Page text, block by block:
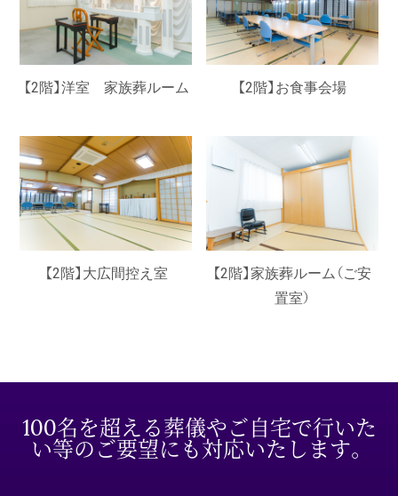
【2階】洋室 家族葬ルーム 【2階】お食事会場
【2階】大広間控え室
【2階】家族葬ルーム（ご安
置室）
100名を超える葬儀やご自宅で行いた
い等のご要望にも対応いたします。